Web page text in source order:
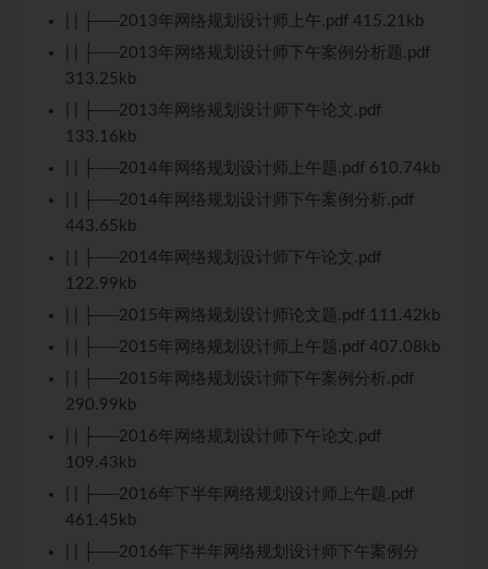
| | ├──2013年网络规划设计师上午.pdf 415.21kb
| | ├──2013年网络规划设计师下午案例分析题.pdf
313.25kb
| | ├──2013年网络规划设计师下午论文.pdf
133.16kb
| | ├──2014年网络规划设计师上午题.pdf 610.74kb
| | ├──2014年网络规划设计师下午案例分析.pdf
443.65kb
| | ├──2014年网络规划设计师下午论文.pdf
122.99kb
| | ├──2015年网络规划设计师论文题.pdf 111.42kb
| | ├──2015年网络规划设计师上午题.pdf 407.08kb
| | ├──2015年网络规划设计师下午案例分析.pdf
290.99kb
| | ├──2016年网络规划设计师下午论文.pdf
109.43kb
| | ├──2016年下半年网络规划设计师上午题.pdf
461.45kb
| | ├──2016年下半年网络规划设计师下午案例分